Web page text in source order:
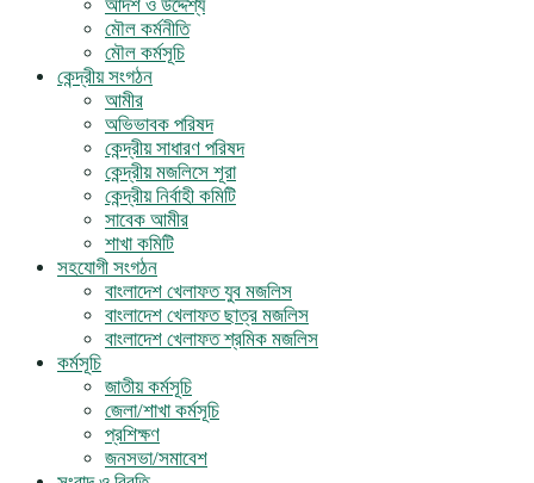
আদর্শ ও উদ্দেশ্য
মৌল কর্মনীতি
মৌল কর্মসূচি
কেন্দ্রীয় সংগঠন
আমীর
অভিভাবক পরিষদ
কেন্দ্রীয় সাধারণ পরিষদ
কেন্দ্রীয় মজলিসে শূরা
কেন্দ্রীয় নির্বাহী কমিটি
সাবেক আমীর
শাখা কমিটি
সহযোগী সংগঠন
বাংলাদেশ খেলাফত যুব মজলিস
বাংলাদেশ খেলাফত ছাত্র মজলিস
বাংলাদেশ খেলাফত শ্রমিক মজলিস
কর্মসূচি
জাতীয় কর্মসূচি
জেলা/শাখা কর্মসূচি
প্রশিক্ষণ
জনসভা/সমাবেশ